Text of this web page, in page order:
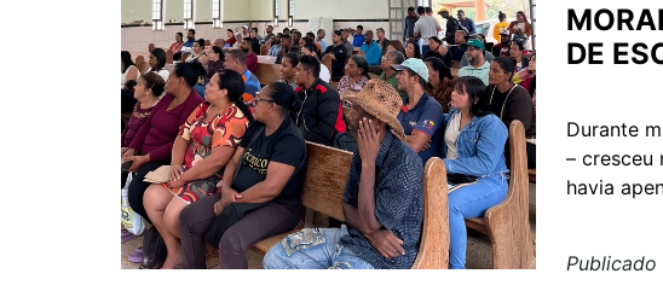
DE
Durante
– cresceu
havia